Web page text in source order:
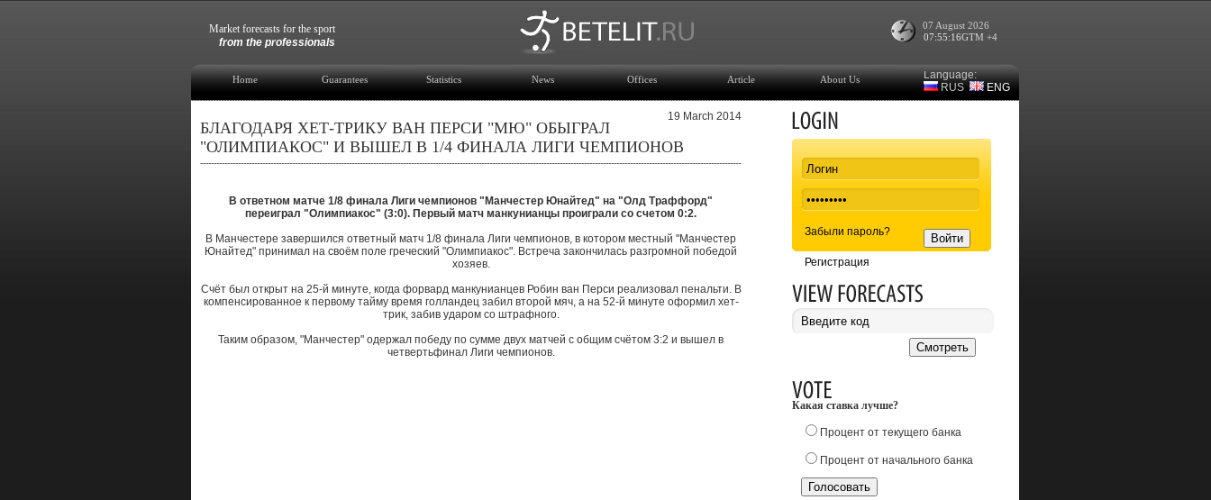
Market forecasts for the sport
from the professionals
07 August 2026
07:55:16GTM +4
Language:
RUS
ENG
Home Guarantees Statistics News Offices Article About Us
БЛАГОДАРЯ ХЕТ-ТРИКУ ВАН ПЕРСИ "МЮ" ОБЫГРАЛ
"ОЛИМПИАКОС" И ВЫШЕЛ В 1/4 ФИНАЛА ЛИГИ ЧЕМПИОНОВ
19 March 2014
В ответном матче 1/8 финала Лиги чемпионов "Манчестер Юнайтед" на "Олд Траффорд"
переиграл "Олимпиакос" (3:0). Первый матч манкунианцы проиграли со счетом 0:2.
В Манчестере завершился ответный матч 1/8 финала Лиги чемпионов, в котором местный "Манчестер
Юнайтед" принимал на своём поле греческий "Олимпиакос". Встреча закончилась разгромной победой
хозяев.
Счёт был открыт на 25-й минуте, когда форвард манкунианцев Робин ван Перси реализовал пенальти. В
компенсированное к первому тайму время голландец забил второй мяч, а на 52-й минуте оформил хет-
трик, забив ударом со штрафного.
Таким образом, "Манчестер" одержал победу по сумме двух матчей с общим счётом 3:2 и вышел в
четвертьфинал Лиги чемпионов.
Забыли пароль?
Регистрация
Какая ставка лучше?
Процент от текущего банка
Процент от начального банка